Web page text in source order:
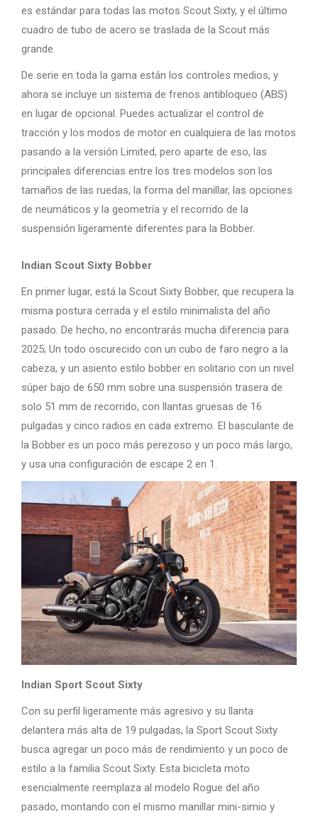
es estándar para todas las motos Scout Sixty, y el último
cuadro de tubo de acero se traslada de la Scout más
grande.
De serie en toda la gama están los controles medios, y
ahora se incluye un sistema de frenos antibloqueo (ABS)
en lugar de opcional. Puedes actualizar el control de
tracción y los modos de motor en cualquiera de las motos
pasando a la versión Limited, pero aparte de eso, las
principales diferencias entre los tres modelos son los
tamaños de las ruedas, la forma del manillar, las opciones
de neumáticos y la geometría y el recorrido de la
suspensión ligeramente diferentes para la Bobber.
Indian Scout Sixty Bobber
En primer lugar, está la Scout Sixty Bobber, que recupera la
misma postura cerrada y el estilo minimalista del año
pasado. De hecho, no encontrarás mucha diferencia para
2025; Un todo oscurecido con un cubo de faro negro a la
cabeza, y un asiento estilo bobber en solitario con un nivel
súper bajo de 650 mm sobre una suspensión trasera de
solo 51 mm de recorrido, con llantas gruesas de 16
pulgadas y cinco radios en cada extremo. El basculante de
la Bobber es un poco más perezoso y un poco más largo,
y usa una configuración de escape 2 en 1.
Indian Sport Scout Sixty
Con su perfil ligeramente más agresivo y su llanta
delantera más alta de 19 pulgadas, la Sport Scout Sixty
busca agregar un poco más de rendimiento y un poco de
estilo a la familia Scout Sixty. Esta bicicleta moto
esencialmente reemplaza al modelo Rogue del año
pasado, montando con el mismo manillar mini-simio y